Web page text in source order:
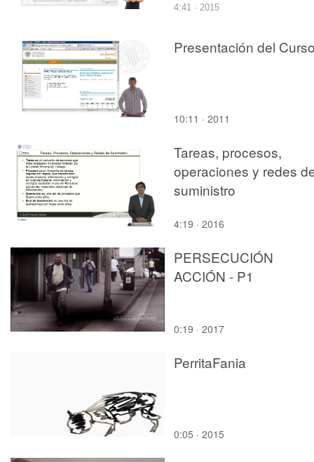
4:41 · 2015
Presentación del
10:11 · 2011
Tareas, procesos,
operaciones y redes
suministro
4:19 · 2016
PERSECUCIÓN
ACCIÓN - P1
0:19 · 2017
PerritaFania
0:05 · 2015